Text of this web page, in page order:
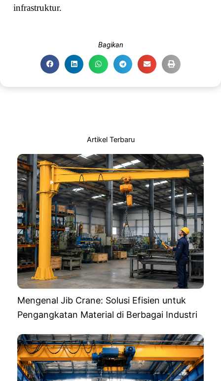
infrastruktur.
Bagikan
Artikel Terbaru
Mengenal Jib Crane: Solusi Efisien untuk
Pengangkatan Material di Berbagai Industri